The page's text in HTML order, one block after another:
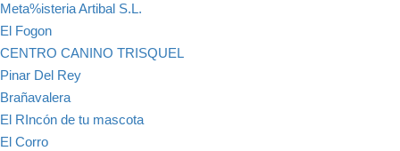
Meta%isteria Artibal S.L.
El Fogon
CENTRO CANINO TRISQUEL
Pinar Del Rey
Brañavalera
El RIncón de tu mascota
El Corro